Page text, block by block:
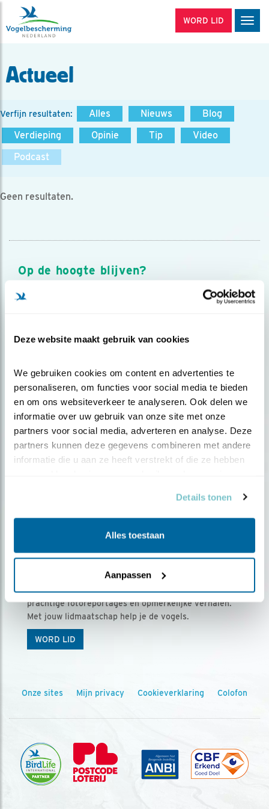
Deze website maakt gebruik van cookies
We gebruiken cookies om content en advertenties te
personaliseren, om functies voor social media te bieden
en om ons websiteverkeer te analyseren. Ook delen we
informatie over uw gebruik van onze site met onze
partners voor social media, adverteren en analyse. Deze
partners kunnen deze gegevens combineren met andere
informatie die u aan ze heeft verstrekt of die ze hebben
Details tonen
Alles toestaan
Aanpassen
WORD LID
Actueel
Verfijn resultaten: Alles Nieuws
Blog
Verdieping
Opinie Tip
Video
Podcast
Geen resultaten.
Op de hoogte blijven?
Meld je aan en ontvang nieuws, inspiratie, acties en tips
over vogels en activiteiten van Vogelbescherming.
Ontvang 5 x Vogels voor € 36,00 per jaar
Vogels is het tijdschrift voor onze leden, met
prachtige fotoreportages en opmerkelijke verhalen.
Met jouw lidmaatschap help je de vogels.
WORD LID
Onze sites Mijn privacy Cookieverklaring Colofon